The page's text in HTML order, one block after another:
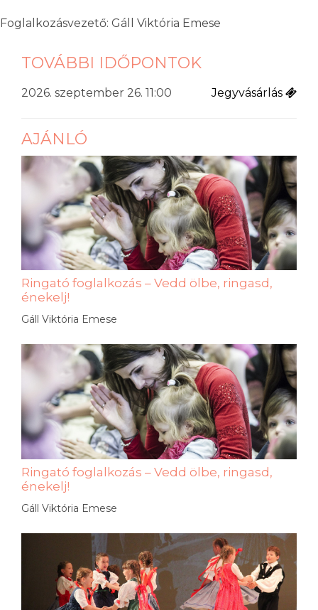
Foglalkozásvezető: Gáll Viktória Emese
TOVÁBBI IDŐPONTOK
2026. szeptember 26. 11:00 Jegyvásárlás
AJÁNLÓ
Ringató foglalkozás – Vedd ölbe, ringasd,
énekelj!
Gáll Viktória Emese
Ringató foglalkozás – Vedd ölbe, ringasd,
énekelj!
Gáll Viktória Emese